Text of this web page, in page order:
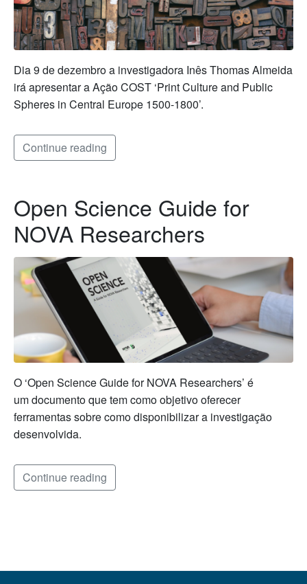
Dia 9 de dezembro a investigadora Inês Thomas Almeida
irá apresentar a Ação COST ‘Print Culture and Public
Spheres in Central Europe 1500-1800’.
Continue reading
Open Science Guide for
NOVA Researchers
O ‘Open Science Guide for NOVA Researchers’ é
um documento que tem como objetivo oferecer
ferramentas sobre como disponibilizar a investigação
desenvolvida.
Continue reading